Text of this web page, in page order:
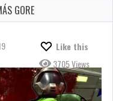
GORE
Like this
3705 Views